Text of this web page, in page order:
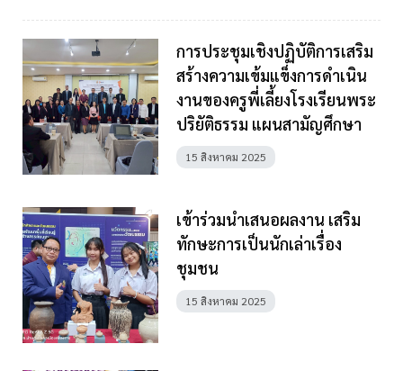
การประชุมเชิงปฏิบัติการเสริม
สร้างความเข้มแข็งการดำเนิน
งานของครูพี่เลี้ยงโรงเรียนพระ
ปริยัติธรรม แผนสามัญศึกษา
15 สิงหาคม 2025
เข้าร่วมนำเสนอผลงาน เสริม
ทักษะการเป็นนักเล่าเรื่อง
ชุมชน
15 สิงหาคม 2025